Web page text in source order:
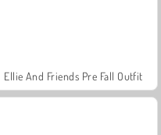
Ellie And Friends Pre Fall Outfit